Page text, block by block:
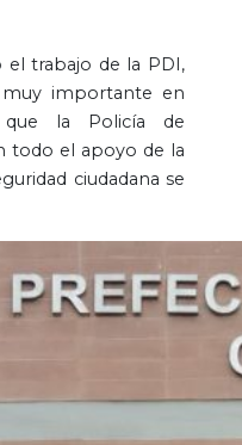
el trabajo de la PDI,
importante en
la Policía de
todo el apoyo de la
ciudadana se